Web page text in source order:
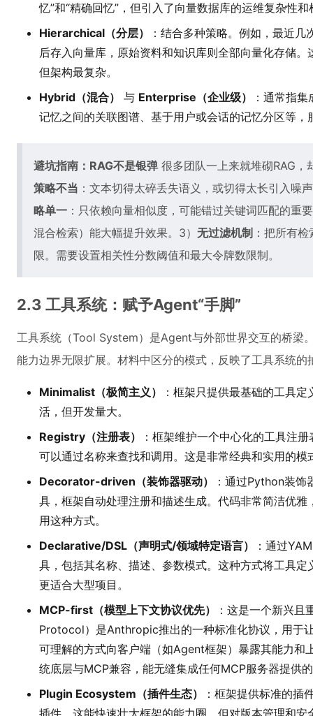
忆”和“精确回忆”，但引入了向量数据库的运维复杂性
Hierarchical（分层）
：结合多种策略。例如，最近
后存入向量库，原始资料和知识库则全部向量化存储
但架构最复杂。
Hybrid（混合）
与 Enterprise（企业级）
：通常指
记忆之间的关联图谱、基于用户或会话的记忆分区等，
避坑指南：RAG不是银弹 很多团队一上来就堆砌RAG，
策略不当 ：文本切得太碎丢失语义，或切得太长引入噪
略单一 ：只依赖向量相似度，可能错过关键词匹配的重
混合检索）能大幅提升效果。3） 无过滤机制 ：把所有
限。需要设置相关性分数阈值和最大令牌数限制。
2.3 工具系统：赋予Agent“手脚”
工具系统（Tool System）是Agent与外部世界交互的桥梁
能力边界无限扩展。材料中区分的模式，反映了工具系统的
Minimalist（极简主义）
：框架只提供最基础的工具
活，但开发量大。
Registry（注册表）
：框架维护一个中心化的工具注
可以通过名称来查找和调用。这是非常经典和实用的
Decorator-driven（装饰器驱动）
：通过Python装饰
具，框架自动处理注册和描述生成。代码非常简洁优
用这种方式。
Declarative/DSL（声明式/领域特定语言）
：通过
具，包括其名称、描述、参数模式。这种方式将工具
更适合大型项目。
MCP-first（模型上下文协议优先）
：这是一个新兴
Protocol）是Anthropic推出的一种标准化协议，用于
可理解的方式向客户端（如Agent框架）暴露其能力
统底层与MCP兼容，能无缝集成任何MCP服务器提供
Plugin Ecosystem（插件生态）
：框架提供标准的插
插件。这能快速壮大框架的能力圈，但对版本管理和安